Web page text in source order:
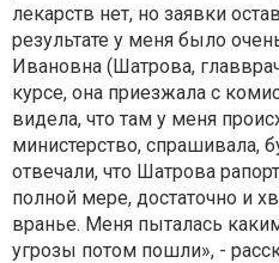
лекарств нет, но заявки
результате у меня было
Ивановна (Шатрова,
курсе, она приезжала с
видела, что там у меня
министерство, спрашивала,
отвечали, что Шатрова
полной мере, достаточно и
вранье. Меня пыталась
угрозы потом пошли», -